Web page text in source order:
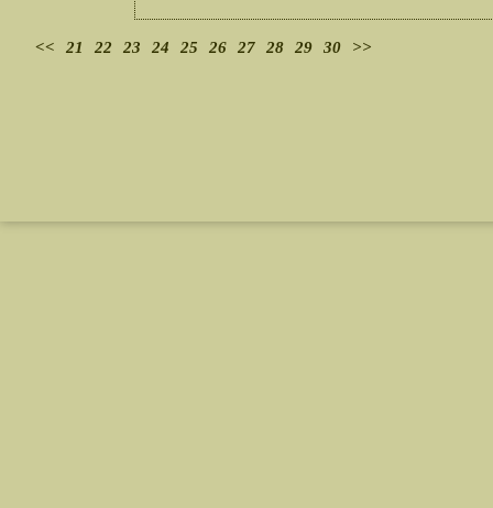
<< 21 22 23 24 25 26 27 28 29 30 >>